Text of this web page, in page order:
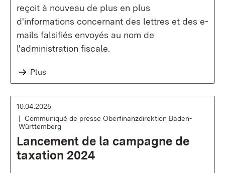
reçoit à nouveau de plus en plus
d'informations concernant des lettres et des e-
mails falsifiés envoyés au nom de
l'administration fiscale.
Plus
10.04.2025
Communiqué de presse Oberfinanzdirektion Baden-
Württemberg
Lancement de la campagne de
taxation 2024